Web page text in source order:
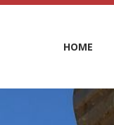
HOME